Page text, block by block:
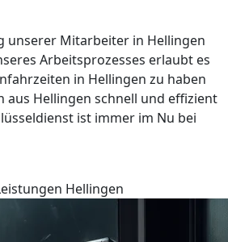
unserer Mitarbeiter in Hellingen
Arbeitsprozesses erlaubt es
in Hellingen zu haben
aus Hellingen schnell und effizient
ist immer im Nu bei
Hellingen